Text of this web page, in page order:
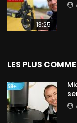
13:25
LES PLUS